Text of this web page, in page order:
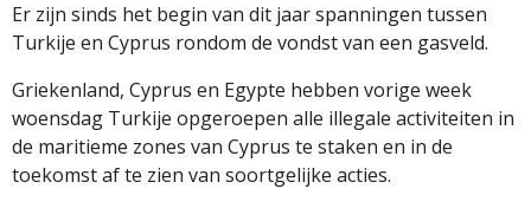
Er zijn sinds het begin van dit jaar spanningen tussen
Turkije en Cyprus rondom de vondst van een gasveld.
Griekenland, Cyprus en Egypte hebben vorige week
woensdag Turkije opgeroepen alle illegale activiteiten in
de maritieme zones van Cyprus te staken en in de
toekomst af te zien van soortgelijke acties.